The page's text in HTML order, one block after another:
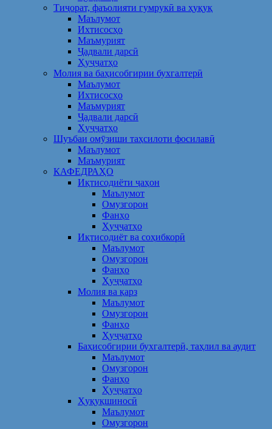
Тиҷорат, фаъолияти гумрукӣ ва ҳуқуқ
Маълумот
Ихтисосҳо
Маъмурият
Ҷадвали дарсӣ
Ҳуҷҷатҳо
Молия ва баҳисобгирии бухгалтерӣ
Маълумот
Ихтисосҳо
Маъмурият
Ҷадвали дарсӣ
Ҳуҷҷатҳо
Шуъбаи омӯзиши таҳсилоти фосилавӣ
Маълумот
Маъмурият
КАФЕДРАҲО
Иқтисодиёти ҷаҳон
Маълумот
Омузгорон
Фанҳо
Ҳуҷҷатҳо
Иқтисодиёт ва соҳибкорӣ
Маълумот
Омузгорон
Фанҳо
Ҳуҷҷатҳо
Молия ва қарз
Маълумот
Омузгорон
Фанҳо
Ҳуҷҷатҳо
Баҳисобгирии бухгалтерӣ, таҳлил ва аудит
Маълумот
Омузгорон
Фанҳо
Ҳуҷҷатҳо
Ҳуқуқшиносӣ
Маълумот
Омузгорон